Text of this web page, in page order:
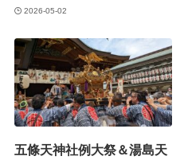
2026-05-02
五條天神社例大祭＆湯島天